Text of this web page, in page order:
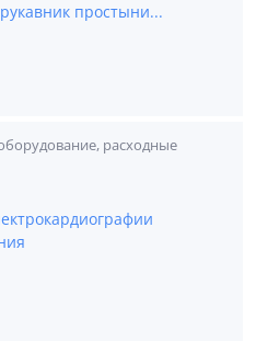
простыни...
расходные